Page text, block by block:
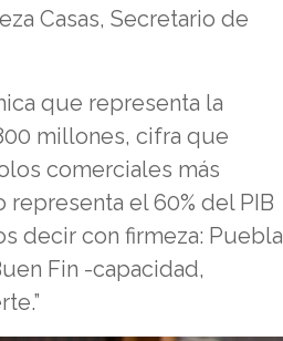
Casas, Secretario de
que representa la
millones, cifra que
comerciales más
el 60% del PIB
decir con firmeza: Puebla
Fin -capacidad,